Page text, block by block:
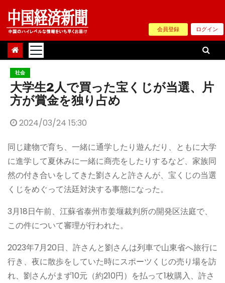
Skip
content
会員登録 ログイン
社会
大学生2人で買った宝くじが当選、片
方が賞金を独り占め
2024/03/24 15:30
同じ建物で育ち、一緒に通学したり遊んだり、ともに大学
に進学して夏休みに一緒に商売をしたりするなど、家族同
然の付き合いをしてきた劉さんと許さんが、宝くじの当選
くじをめぐって法廷対決する事態になった。
3月18日午前、江蘇省泰州市姜堰裁判所の開発区法庭で、
この件について審理が行われた。
2023年7月20日、許さんと劉さんは列車で山東省へ旅行に
行き、夜に散歩をしていた時にスポーツくじの売り場を訪
れ、劉さんがまず10元（約210円）を払って1枚購入、許さ